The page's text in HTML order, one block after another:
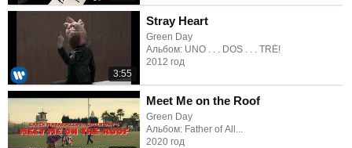
3:55
Stray Heart
Green Day
Альбом: UNO . . . DOS . . . TRÉ!
2012 год
Meet Me on the Roof
Green Day
Альбом: Father of All...
2020 год